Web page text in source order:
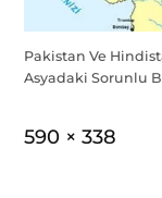
Pakistan Ve
Asyadaki Sorunlu
Full
590 × 338